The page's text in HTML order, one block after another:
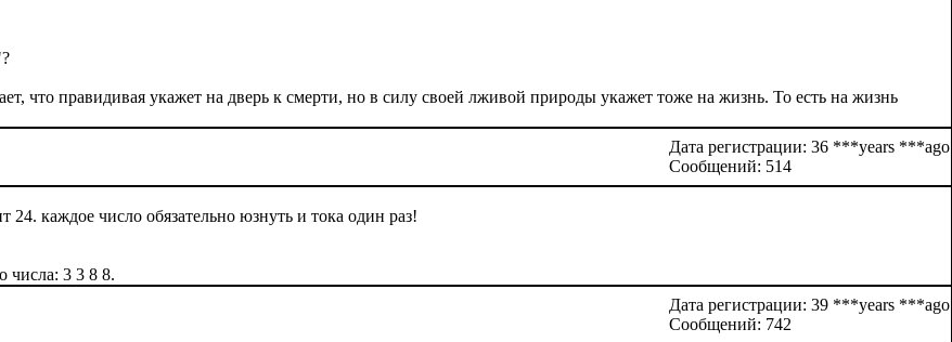
что правидивая укажет на дверь к смерти, но в силу своей лживой природы укажет тоже на жизнь. То есть на жизнь
Дата регистрации: 36 ***years ***ago
Сообщений: 514
каждое число обязательно юзнуть и тока один раз!
числа: 3 3 8 8.
Дата регистрации: 39 ***years ***ago
Сообщений: 742